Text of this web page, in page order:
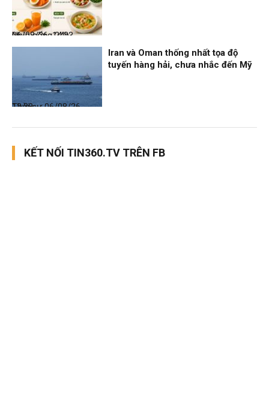
Nhịp sống 24h
06/08/26, 14:23
Thời sự
06/08/26, 12:38
Iran và Oman thống nhất tọa độ
tuyến hàng hải, chưa nhắc đến Mỹ
KẾT NỐI TIN360.TV TRÊN FB